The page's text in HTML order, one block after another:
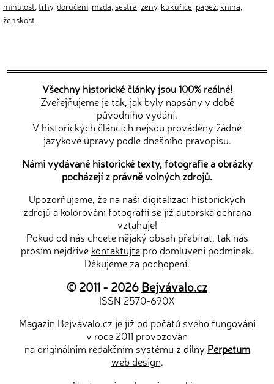
minulost trhy, doručení mzda sestra zeny, kukuřice papež kniha
ženskost
Všechny historické články jsou 100% reálné!
Zveřejňujeme je tak, jak byly napsány v době
původního vydání.
V historických článcích nejsou prováděny žádné
jazykové úpravy podle dnešního pravopisu.
Námi vydávané historické texty, fotografie a obrázky
pocházejí z právně volných zdrojů.
Upozorňujeme, že na naši digitalizaci historických
zdrojů a kolorování fotografií se již autorská ochrana
vztahuje!
Pokud od nás chcete nějaký obsah přebírat, tak nás
prosím nejdříve kontaktujte pro domluvení podmínek.
Děkujeme za pochopení.
© 2011 - 2026Bejvávalo.cz
ISSN 2570-690X
Magazín Bejvávalo.cz je již od počátů svého fungování
v roce 2011 provozován
na originálním redakčním systému z dílny Perpetum
web design.